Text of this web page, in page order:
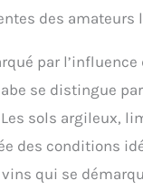
des amateurs
par l’influence
se distingue
sols argileux,
des conditions
qui se